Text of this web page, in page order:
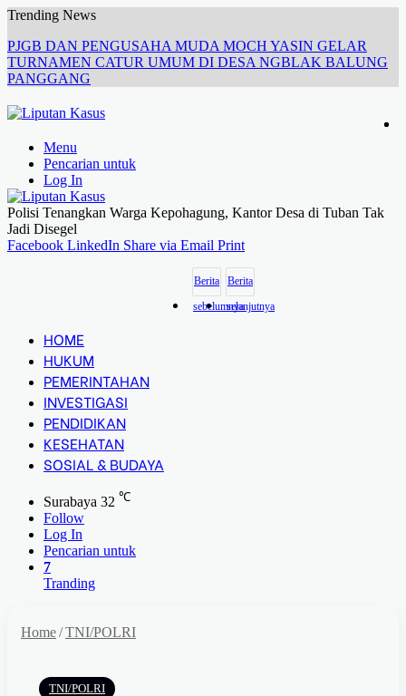
Trending News
PJGB DAN PENGUSAHA MUDA MOCH YASIN GELAR
TURNAMEN CATUR UMUM DI DESA NGBLAK BALUNG
PANGGANG
Menu
Pencarian untuk
Log In
Polisi Tenangkan Warga Kepohagung, Kantor Desa di Tuban Tak
Jadi Disegel
Facebook LinkedIn Share via Email Print
Berita
sebelumnya
Berita
selanjutnya
HOME
HUKUM
PEMERINTAHAN
INVESTIGASI
PENDIDIKAN
KESEHATAN
SOSIAL & BUDAYA
Surabaya 32 ℃
Follow
Log In
Pencarian untuk
7
Tranding
Home/TNI/POLRI
TNI/POLRI